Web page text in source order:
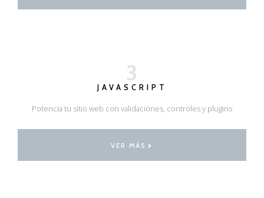
3
JAVASCRIPT
Potencia tu sitio web con validaciones, controles y plugins
VER MÁS